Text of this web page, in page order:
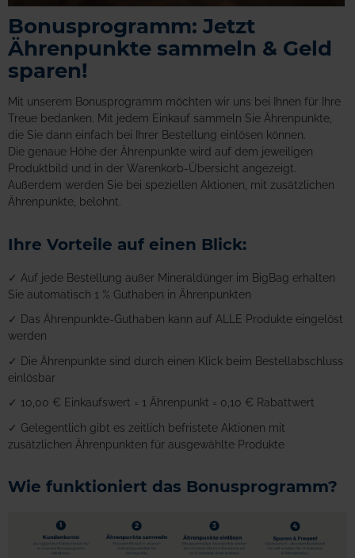
Bonusprogramm: Jetzt
Ährenpunkte sammeln & Geld
sparen!
Mit unserem Bonusprogramm möchten wir uns bei Ihnen für Ihre
Treue bedanken. Mit jedem Einkauf sammeln Sie Ährenpunkte,
die Sie dann einfach bei Ihrer Bestellung einlösen können.
Die genaue Höhe der Ährenpunkte wird auf dem jeweiligen
Produktbild und in der Warenkorb-Übersicht angezeigt.
Außerdem werden Sie bei speziellen Aktionen, mit zusätzlichen
Ährenpunkte, belohnt.
Ihre Vorteile auf einen Blick:
✓ Auf jede Bestellung außer Mineraldünger im BigBag erhalten
Sie automatisch 1 % Guthaben in Ährenpunkten
✓ Das Ährenpunkte-Guthaben kann auf ALLE Produkte eingelöst
werden
✓ Die Ährenpunkte sind durch einen Klick beim Bestellabschluss
einlösbar
✓ 10,00 € Einkaufswert = 1 Ährenpunkt = 0,10 € Rabattwert
✓ Gelegentlich gibt es zeitlich befristete Aktionen mit
zusätzlichen Ährenpunkten für ausgewählte Produkte
Wie funktioniert das Bonusprogramm?